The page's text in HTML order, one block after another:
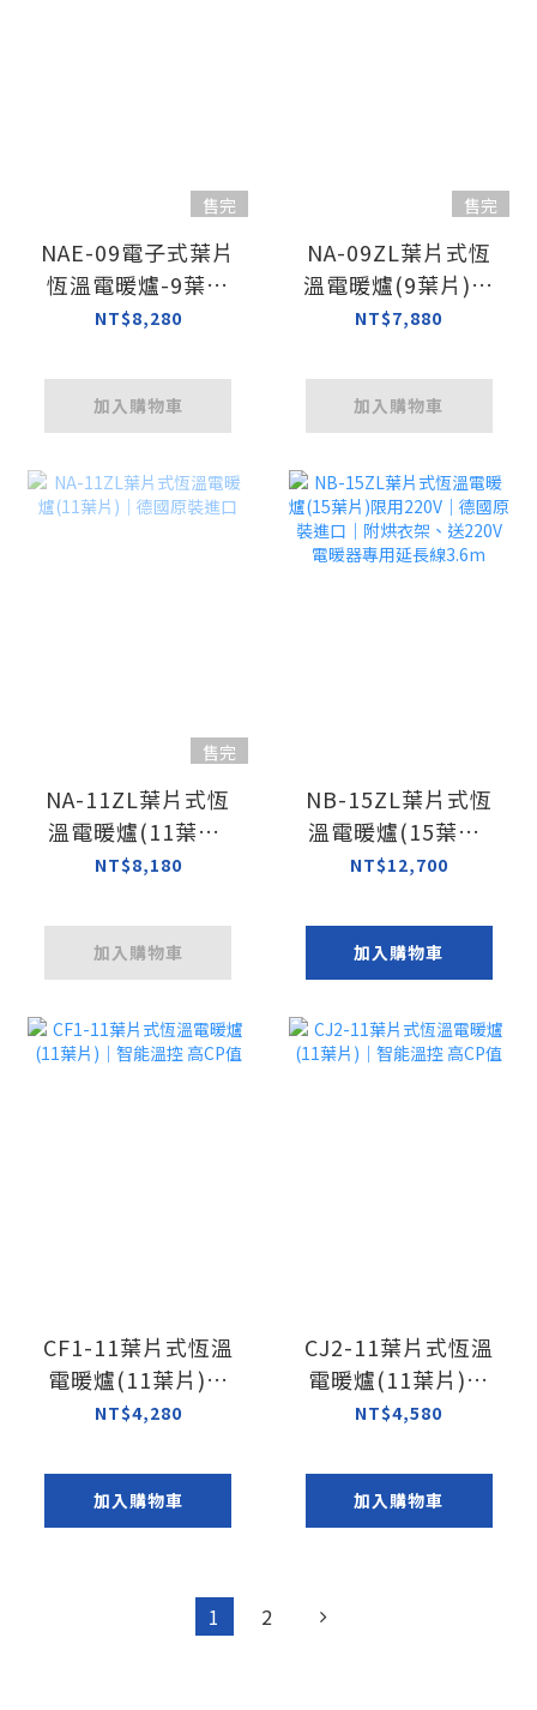
售完
NAE-09電子式葉片
恆溫電暖爐-9葉片
｜德國原裝
NT$8,280
加入購物車
售完
NA-09ZL葉片式恆
溫電暖爐(9葉片)｜
德國原裝進口
NT$7,880
加入購物車
售完
NA-11ZL葉片式恆
溫電暖爐(11葉片)
｜德國原裝進口
NT$8,180
加入購物車
NB-15ZL葉片式恆
溫電暖爐(15葉片)
限用220V｜德國原
架、送220V電暖器
專用延長線3.6m
NT$12,700
加入購物車
CF1-11葉片式恆溫
電暖爐(11葉片)｜
智能溫控 高CP值
NT$4,280
加入購物車
CJ2-11葉片式恆溫
電暖爐(11葉片)｜
智能溫控 高CP值
NT$4,580
加入購物車
1 2